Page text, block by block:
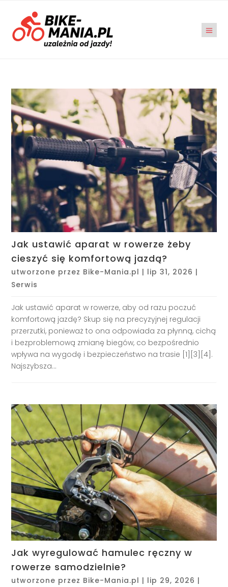
Jak ustawić aparat w rowerze żeby
cieszyć się komfortową jazdą?
utworzone przez Bike-Mania.pl | lip 31, 2026 |
Serwis
Jak ustawić aparat w rowerze, aby od razu poczuć
komfortową jazdę? Skup się na precyzyjnej regulacji
przerzutki, ponieważ to ona odpowiada za płynną, cichą
i bezproblemową zmianę biegów, co bezpośrednio
wpływa na wygodę i bezpieczeństwo na trasie [1][3][4].
Najszybsza...
Jak wyregulować hamulec ręczny w
rowerze samodzielnie?
utworzone przez Bike-Mania.pl | lip 29, 2026 |